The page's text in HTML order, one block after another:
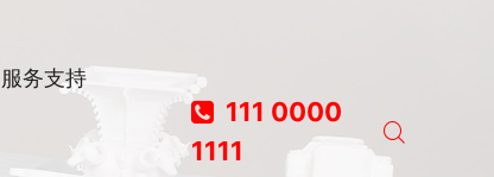
服务支持
111 0000
1111